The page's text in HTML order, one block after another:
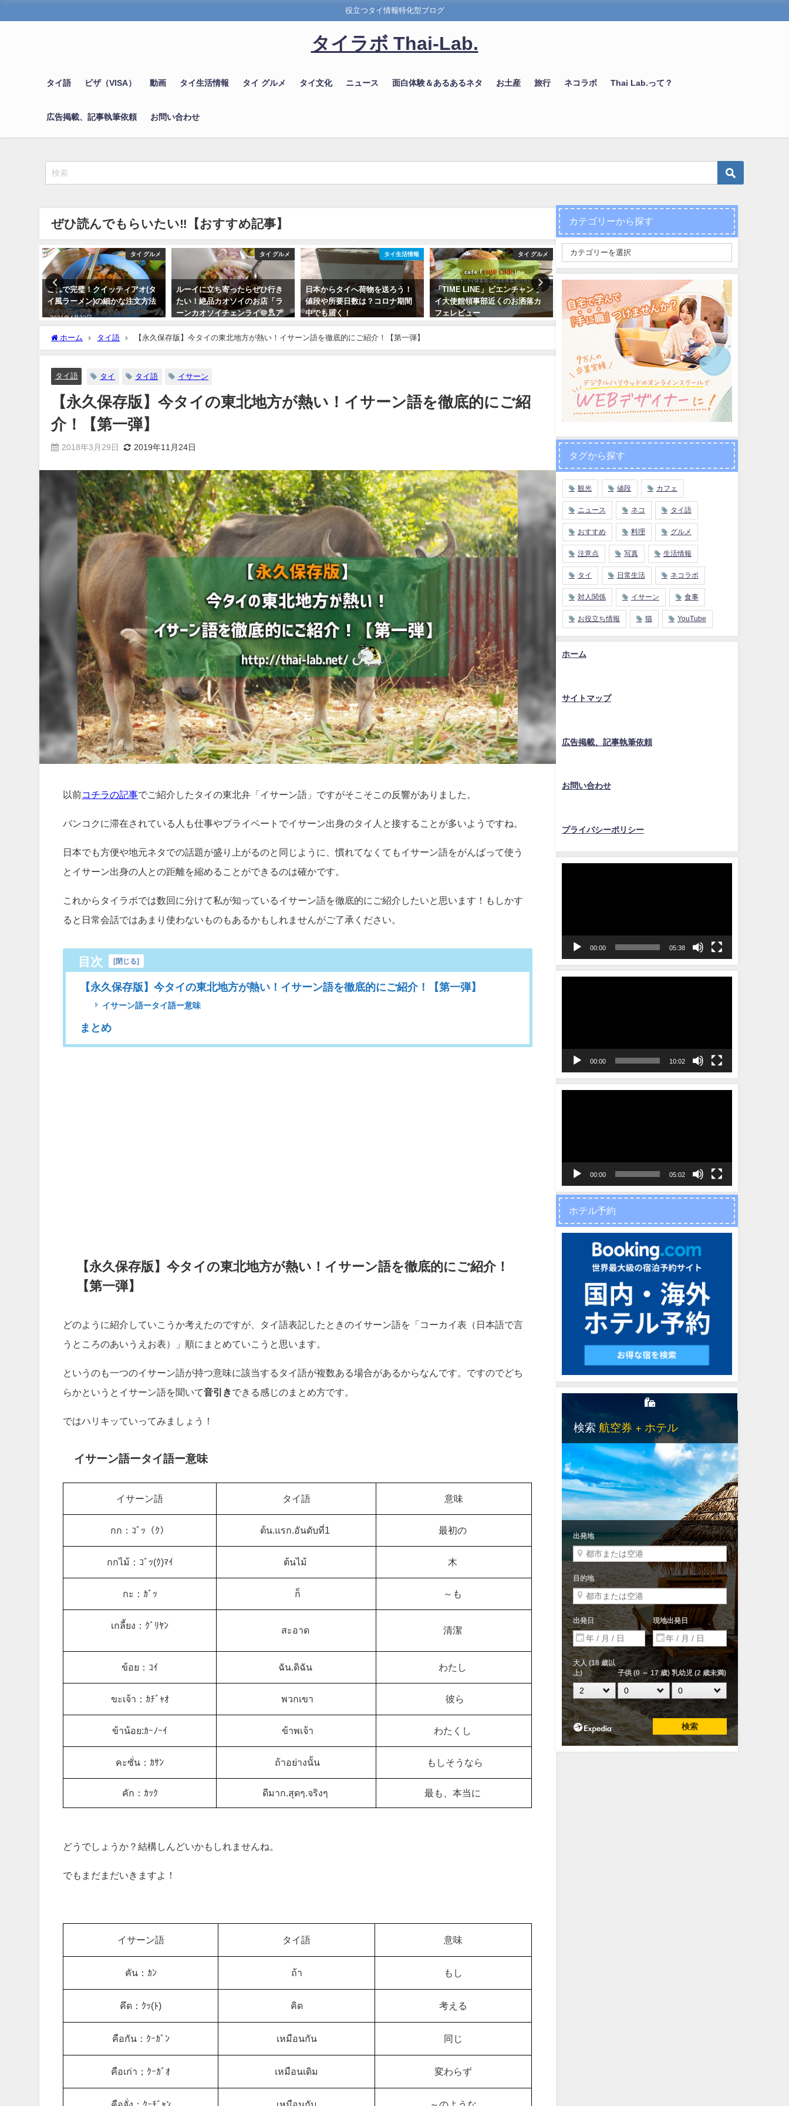
役立つタイ情報特化型ブログ
タイラボ Thai-Lab.
タイ語 ビザ（VISA） 動画 タイ生活情報 タイ グルメ タイ文化 ニュース 面白体験＆あるあるネタ お土産 旅行 ネコラボ Thai Lab.って？
広告掲載、記事執筆依頼 お問い合わせ
ぜひ読んでもらいたい‼【おすすめ記事】
タイ グルメ
ルーイに立ち寄ったらぜひ行き
たい！絶品カオソイのお店「ラ
ーンカオソイチェンライ＠ムア
ンルーイ」
2018年3月18日
タイ生活情報
日本からタイへ荷物を送ろう！
値段や所要日数は？コロナ期間
中でも届く！
タイ グルメ
「TIME LINE」ビエンチャン タ
イ大使館領事部近くのお洒落カ
フェレビュー
旅行
イサーンで非日常体験を! ナコン
パノム県のおすすめポイントま
とめ【画像多め】
海外生活＆旅行の必需品！おす
すめクレジットカード厳選３社
2017年7月28日
「太っ腹 ケチ 冗談」冗談
使える三つのタイ語表現を
よう
2019年6月9日
ホーム タイ語 【永久保存版】今タイの東北地方が熱い！イサーン語を徹底的にご紹介！【第一弾】
タイ語 タイ タイ語 イサーン
【永久保存版】今タイの東北地方が熱い！イサーン語を徹底的にご紹
介！【第一弾】
2018年3月29日 2019年11月24日
以前コチラの記事でご紹介したタイの東北弁「イサーン語」ですがそこそこの反響がありました。
バンコクに滞在されている人も仕事やプライベートでイサーン出身のタイ人と接することが多いようですね。
日本でも方便や地元ネタでの話題が盛り上がるのと同じように、慣れてなくてもイサーン語をがんばって使う
とイサーン出身の人との距離を縮めることができるのは確かです。
これからタイラボでは数回に分けて私が知っているイサーン語を徹底的にご紹介したいと思います！もしかす
ると日常会話ではあまり使わないものもあるかもしれませんがご了承ください。
目次 [閉じる]
【永久保存版】今タイの東北地方が熱い！イサーン語を徹底的にご紹介！【第一弾】
イサーン語ータイ語ー意味
まとめ
【永久保存版】今タイの東北地方が熱い！イサーン語を徹底的にご紹介！
【第一弾】
どのように紹介していこうか考えたのですが、タイ語表記したときのイサーン語を「コーカイ表（日本語で言
うところのあいうえお表）」順にまとめていこうと思います。
というのも一つのイサーン語が持つ意味に該当するタイ語が複数ある場合があるからなんです。ですのでどち
らかというとイサーン語を聞いて音引きできる感じのまとめ方です。
ではハリキッていってみましょう！
イサーン語ータイ語ー意味
イサーン語 タイ語 意味
กก：ｺﾞｯ（ｸ） ต้น.แรก.อันดับที่1 最初の
กกไม้：ｺﾞｯ(ｸ)ﾏｲ ต้นไม้ 木
กะ：ｶﾞｯ ก็ ～も
เกลี้ยง：ｸﾞﾘﾔﾝ สะอาด 清潔
ข้อย：ｺｲ ฉัน.ดิฉัน わたし
ขะเจ้า：ｶﾁﾞｬｵ พวกเขา 彼ら
ข้าน้อย:ｶｰﾉｰｲ ข้าพเจ้า わたくし
คะซั่น：ｶｻﾝ ถ้าอย่างนั้น もしそうなら
คัก：ｶｯｸ ดีมาก.สุดๆ.จริงๆ 最も、本当に
どうでしょうか？結構しんどいかもしれませんね。
でもまだまだいきますよ！
イサーン語 タイ語 意味
คัน：ｶﾝ ถ้า もし
คึด：ｸｯ(ﾄ) คิด 考える
คือกัน：ｸｰｶﾞﾝ เหมือนกัน 同じ
คือเก่า；ｸｰｶﾞｵ เหมือนเดิม 変わらず
カテゴリーから探す
タグから探す
観光 値段 カフェ
ニュース ネコ タイ語
おすすめ 料理 グルメ
注意点 写真 生活情報
タイ 日常生活 ネコラボ
対人関係 イサーン 食事
お役立ち情報 猫 YouTube
ホーム
サイトマップ
広告掲載、記事執筆依頼
お問い合わせ
プライバシーポリシー
ー
00:00 05:38
ー
00:00 10:02
ー
00:00 05:02
ホテル予約